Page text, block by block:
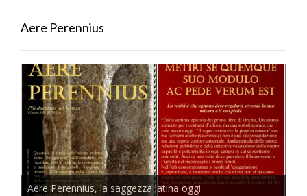
Aere Perennius
Aere Perennius, la saggezza latina oggi